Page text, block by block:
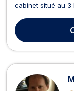
cabinet situé au 3
pénales (tribunal
d'Assises) que